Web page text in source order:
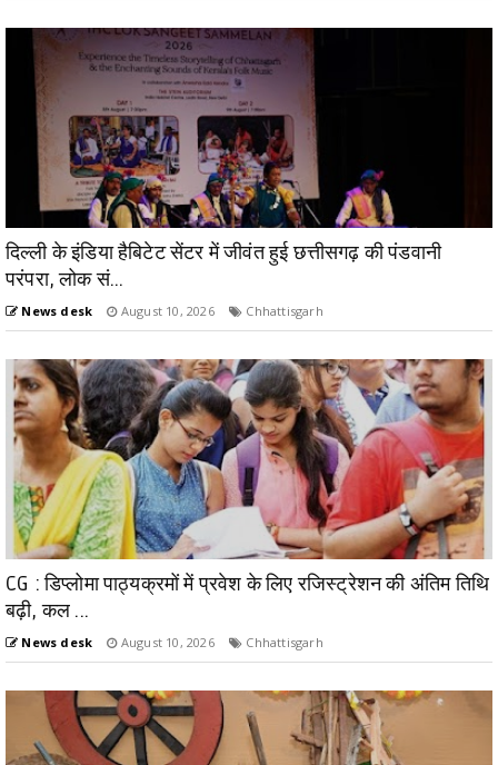
दिल्ली के इंडिया हैबिटेट सेंटर में जीवंत हुई छत्तीसगढ़ की पंडवानी
परंपरा, लोक सं...
News desk August 10, 2026 Chhattisgarh
CG : डिप्लोमा पाठ्यक्रमों में प्रवेश के लिए रजिस्ट्रेशन की अंतिम तिथि
बढ़ी, कल ...
News desk August 10, 2026 Chhattisgarh